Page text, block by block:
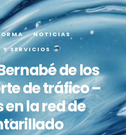
NOTICIAS
Y SERVICIOS
de los
de tráfico –
la red de